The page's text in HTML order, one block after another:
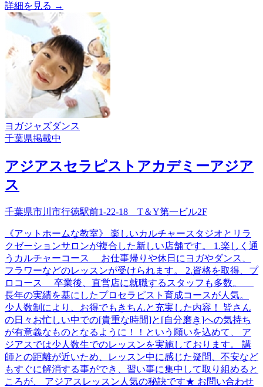
詳細を見る →
ヨガジャズダンス
千葉県掲載中
アジアスセラピストアカデミーアジア
ス
千葉県市川市行徳駅前1-22-18 T＆Y第一ビル2F
《アットホームな教室》 楽しいカルチャースタジオとリラ
クゼーションサロンが複合した新しい店舗です。 1.楽しく通
うカルチャーコース お仕事帰りや休日にヨガやダンス、
フラワーなどのレッスンが受けられます。 2.資格を取得、プ
ロコース 卒業後、直営店に就職するスタッフも多数。
長年の実績を基にしたプロセラピスト育成コースが人気。
少人数制により、お得でもきちんと充実した内容！ 皆さん
の日々お忙しい中での[貴重な時間]と[自分磨き]への気持ち
が有意義なものとなるように！！という願いを込めて、 ア
ジアスでは少人数生でのレッスンを実施しております。 講
師との距離が近いため、レッスン中に感じた疑問、不安など
もすぐに解消する事ができ、習い事に集中して取り組めると
ころが、 アジアスレッスン人気の秘訣です★ お問い合わせ